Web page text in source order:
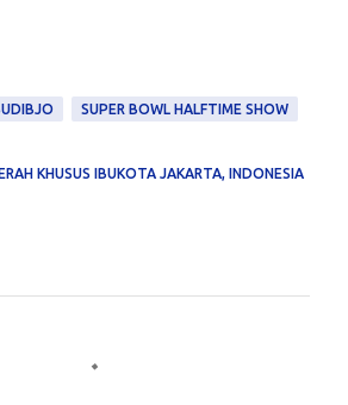
SUPER BOWL HALFTIME SHOW
KHUSUS IBUKOTA JAKARTA, INDONESIA